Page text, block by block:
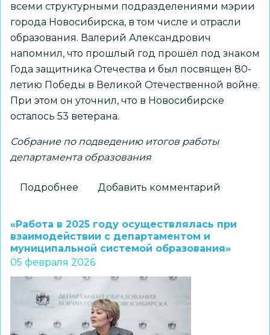
всеми структурными подразделениями мэрии
города Новосибирска, в том числе и отрасли
образования. Валерий Александрович
напомнил, что прошлый год прошёл под знаком
Года защитника Отечества и был посвящен 80-
летию Победы в Великой Отечественной войне.
При этом он уточнил, что в Новосибирске
осталось 53 ветерана.
Собрание по подведению итогов работы
департамента образования
Подробнее
изучения
позитивного
опыта
в
город
постоянно
приезжают
делегации
Добавить комментарий
«Работа в 2025 году осуществлялась при
взаимодействии с департаментом и
муниципальной системой образования»
05 февраля 2026